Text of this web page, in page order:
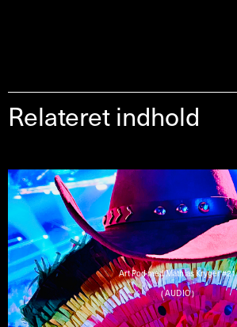
Relateret indhold
Art Pod med Mathias Kryger #21
( AUDIO )